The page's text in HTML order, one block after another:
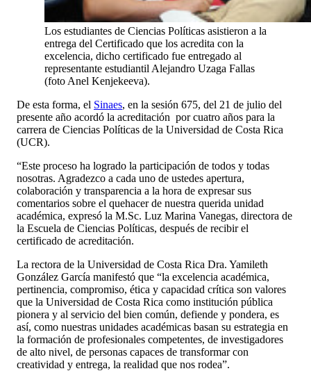
Los estudiantes de Ciencias Políticas asistieron a la
entrega del Certificado que los acredita con la
excelencia, dicho certificado fue entregado al
representante estudiantil Alejandro Uzaga Fallas
(foto Anel Kenjekeeva).
De esta forma, el Sinaes, en la sesión 675, del 21 de julio del
presente año acordó la acreditación por cuatro años para la
carrera de Ciencias Políticas de la Universidad de Costa Rica
(UCR).
“Este proceso ha logrado la participación de todos y todas
nosotras. Agradezco a cada uno de ustedes apertura,
colaboración y transparencia a la hora de expresar sus
comentarios sobre el quehacer de nuestra querida unidad
académica, expresó la M.Sc. Luz Marina Vanegas, directora de
la Escuela de Ciencias Políticas, después de recibir el
certificado de acreditación.
La rectora de la Universidad de Costa Rica Dra. Yamileth
González García manifestó que “la excelencia académica,
pertinencia, compromiso, ética y capacidad crítica son valores
que la Universidad de Costa Rica como institución pública
pionera y al servicio del bien común, defiende y pondera, es
así, como nuestras unidades académicas basan su estrategia en
la formación de profesionales competentes, de investigadores
de alto nivel, de personas capaces de transformar con
creatividad y entrega, la realidad que nos rodea”.